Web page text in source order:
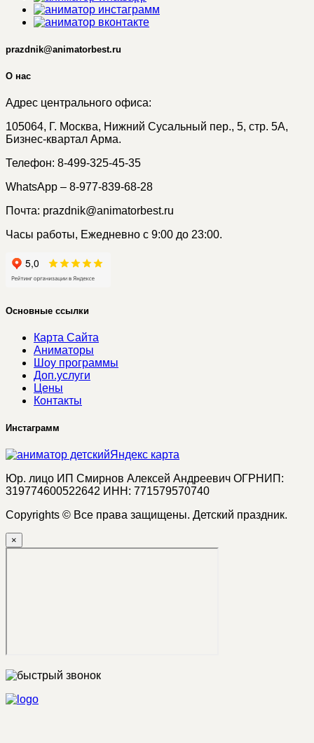
prazdnik@animatorbest.ru
О нас
Адрес центрального офиса:
105064, Г. Москва, Нижний Сусальный пер., 5, стр. 5А,
Бизнес-квартал Арма.
Телефон: 8-499-325-45-35
WhatsApp – 8-977-839-68-28
Почта: prazdnik@animatorbest.ru
Часы работы, Ежедневно с 9:00 до 23:00.
Основные ссылки
Карта Сайта
Аниматоры
Шоу программы
Доп.услуги
Цены
Контакты
Инстаграмм
Яндекс карта
Юр. лицо ИП Смирнов Алексей Андреевич ОГРНИП:
319774600522642 ИНН: 771579570740
Copyrights © Все права защищены. Детский праздник.
×